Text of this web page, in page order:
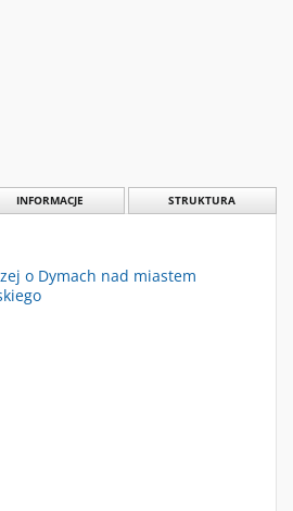
INFORMACJE STRUKTURA
o Dymach nad miastem